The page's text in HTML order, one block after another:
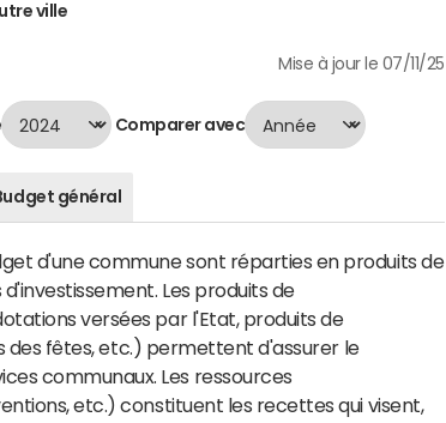
ville
Mise à jour le 07/11/25
Comparer avec
général
d'une commune sont réparties en produits de
Les produits de
versées par l'Etat, produits de
des fêtes, etc.) permettent d'assurer le
communaux. Les ressources
etc.) constituent les recettes qui visent,